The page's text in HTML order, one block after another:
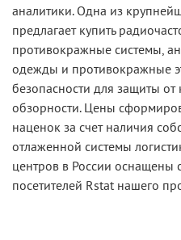
аналитики. Одна из
предлагает купить
противокражные системы,
одежды и противокражные
безопасности для защиты
обзорности. Цены
наценок за счет наличия
отлаженной системы
центров в России оснащены
посетителей Rstat нашего